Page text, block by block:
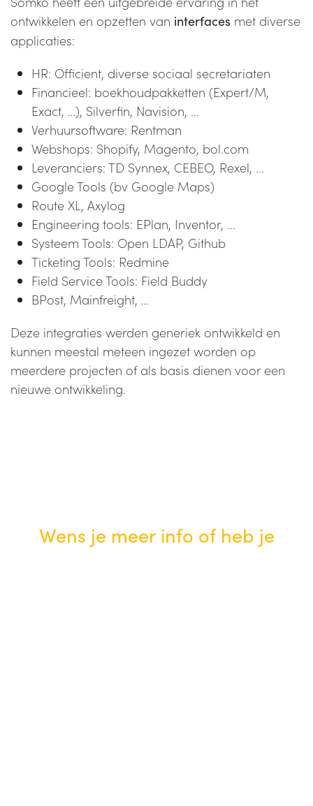
ontwikkelen en opzetten van interfaces met diverse
applicaties:
HR: Officient, diverse sociaal secretariaten
Financieel: boekhoudpakketten (Expert/M,
Exact, …), Silverfin, Navision, ...
Verhuursoftware: Rentman
Webshops: Shopify, Magento, bol.com
Leveranciers: TD Synnex, CEBEO, Rexel, ...
Google Tools (bv Google Maps)
Route XL, Axylog
Engineering tools: EPlan, Inventor, ...
Systeem Tools: Open LDAP, Github
Ticketing Tools: Redmine
Field Service Tools: Field Buddy
BPost, Mainfreight, …
Deze integraties werden generiek ontwikkeld en
kunnen meestal meteen ingezet worden op
meerdere projecten of als basis dienen voor een
nieuwe ontwikkeling.
Wens je meer info of heb je